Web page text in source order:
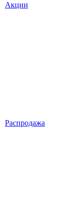
Акции
Распродажа